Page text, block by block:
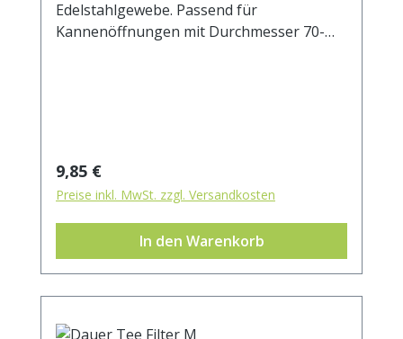
Edelstahlgewebe. Passend für
Kannenöffnungen mit Durchmesser 70-
Regulärer Preis:
9,85 €
Preise inkl. MwSt. zzgl. Versandkosten
In den Warenkorb